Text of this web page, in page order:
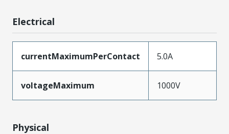
Electrical
currentMaximumPerContact 5.0A
voltageMaximum 1000V
Physical